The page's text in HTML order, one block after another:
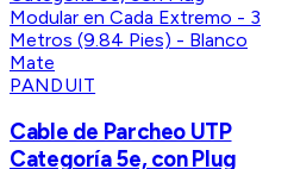
PANDUIT
Cable de Parcheo UTP
Categoría 5e, con Plug